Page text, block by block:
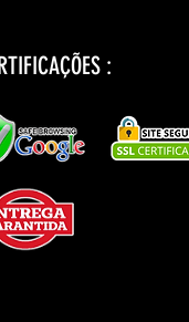
: